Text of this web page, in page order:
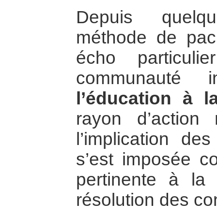
Depuis
méthode de
écho
communauté
l’éducation à
rayon d’action
l’implication
s’est imposée
pertinente à la
résolution des